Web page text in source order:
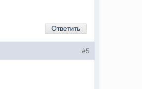
Ответить
#5